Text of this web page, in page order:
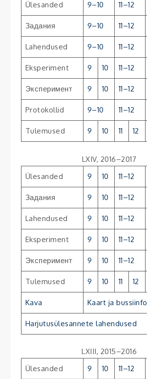
Ülesanded 9–10 11–12
Задания 9–10 11–12
Lahendused 9–10 11–12
Eksperiment 9 10 11–12
Эксперимент 9 10 11–12
Protokollid 9–10 11–12
Tulemused 9 10 11 12
LXIV, 2016–2017
Ülesanded
9 10 11–12
Задания 9 10 11–12
Lahendused 9 10 11–12
Eksperiment 9 10 11–12
Эксперимент 9 10 11–12
Tulemused 9 10 11 12
Kava Kaart ja bussiinfo
Harjutusülesannete lahendused
LXIII, 2015–2016
Ülesanded
9 10 11–12